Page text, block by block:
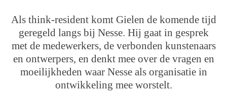
Als think-resident komt Gielen de komende tijd
geregeld langs bij Nesse. Hij gaat in gesprek
met de medewerkers, de verbonden kunstenaars
en ontwerpers, en denkt mee over de vragen en
moeilijkheden waar Nesse als organisatie in
ontwikkeling mee worstelt.